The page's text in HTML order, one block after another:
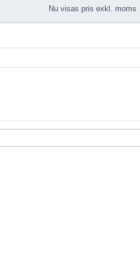
Nu visas pris exkl. moms